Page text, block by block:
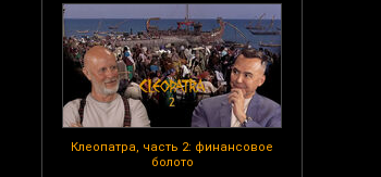
Клеопатра, часть 2: финансовое
болото